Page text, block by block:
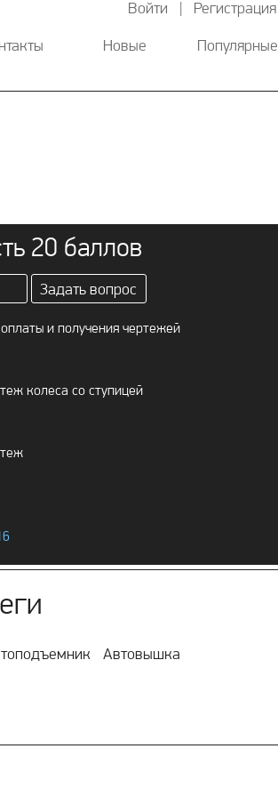
Войти | Регистрация
Новые Популярные
20 баллов
Задать вопрос
и получения чертежей
колеса со ступицей
Автовышка